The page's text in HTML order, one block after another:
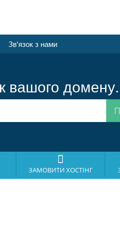
Зв'язок з нами
вашого
ЗАМОВИТИ ХОСТІНГ